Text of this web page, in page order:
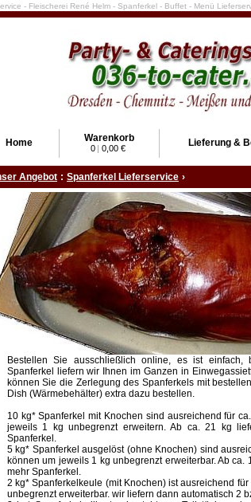
- Fleischerei René Helm - Spanferkel - Buffet - Menü
Home Warenkorb
0 | 0,00 € Lieferung &
Angebot : Spanferkel Lieferservice ›
Bestellen Sie ausschließlich online, es ist einfach,
Spanferkel liefern wir Ihnen im Ganzen in
können Sie die Zerlegung des Spanferkels mit
Dish (Wärmebehälter) extra dazu bestellen.
10 kg* Spanferkel mit Knochen sind ausreichend für
jeweils 1 kg unbegrenzt erweitern. Ab ca. 21 kg
Spanferkel.
5 kg* Spanferkel ausgelöst (ohne Knochen) sind
können um jeweils 1 kg unbegrenzt erweiterbar. Ab
mehr Spanferkel.
2 kg* Spanferkelkeule (mit Knochen) ist ausreichend
unbegrenzt erweiterbar. wir liefern dann automatisch 2